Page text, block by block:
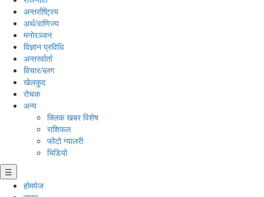
अन्तर्राष्ट्रिय
अर्थ/वाणिज्य
मनाेरञ्जन
विज्ञान प्रविधि
अन्तरर्वार्ता
विचार/ब्लग
खेलकुद
रोचक
अन्य
क्लिक खबर विशेष
राशिफल
फोटो ग्यालरी
भिडियो
☰
होमपेज